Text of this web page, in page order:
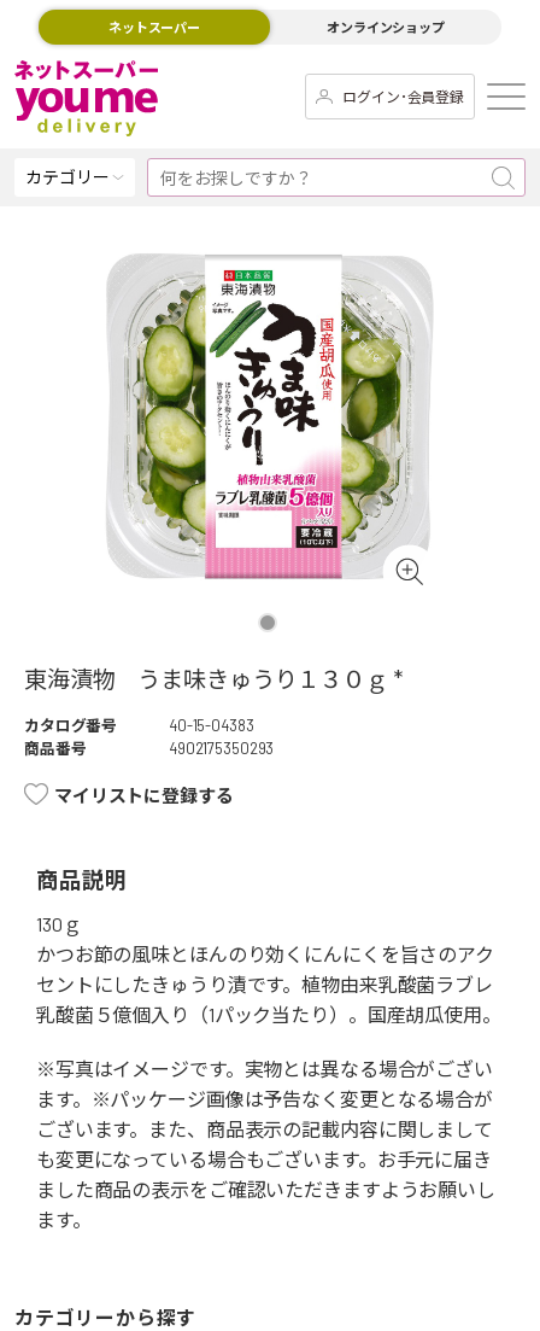
ネットスーパー オンラインショップ
ログイン･会員登録
カテゴリー
東海漬物 うま味きゅうり１３０ｇ *
カタログ番号
40-15-04383
商品番号
4902175350293
マイリストに登録する
商品説明
130ｇ
かつお節の風味とほんのり効くにんにくを旨さのアク
セントにしたきゅうり漬です。植物由来乳酸菌ラブレ
乳酸菌５億個入り（1パック当たり）。国産胡瓜使用。
※写真はイメージです。実物とは異なる場合がござい
ます。※パッケージ画像は予告なく変更となる場合が
ございます。また、商品表示の記載内容に関しまして
も変更になっている場合もございます。お手元に届き
ました商品の表示をご確認いただきますようお願いし
ます。
カテゴリーから探す